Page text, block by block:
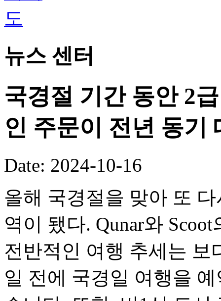
뉴스 센터
국경절 기간 동안 2
인 주문이 전년 동기
Date: 2024-10-16
올해 국경절을 맞아 또
역이 됐다. Qunar와
전반적인 여행 추세는 보
일 전에 국경일 여행을